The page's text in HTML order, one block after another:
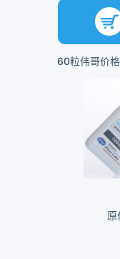
60粒伟哥价
原